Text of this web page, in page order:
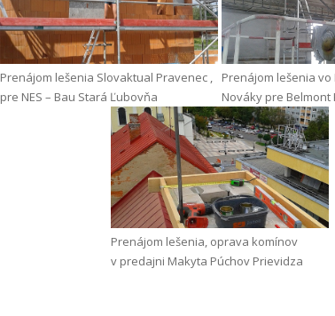
Prenájom lešenia Slovaktual Pravenec ,
pre NES – Bau Stará Ľubovňa
Prenájom lešenia vo
Nováky pre Belmont
Prenájom lešenia, oprava komínov
v predajni Makyta Púchov Prievidza